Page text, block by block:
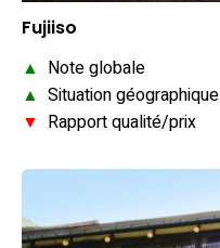
Fujiiso
▲ Note globale
▲ Situation géographique
▼ Rapport qualité/prix